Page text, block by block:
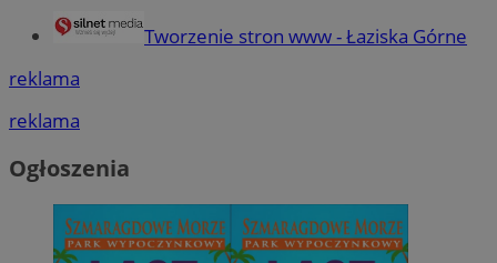
Tworzenie stron www - Łaziska Górne
reklama
reklama
Ogłoszenia